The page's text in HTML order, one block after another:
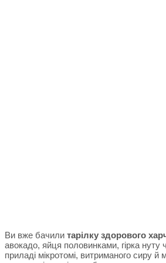
Ви вже бачили тарілку здорового
авокадо, яйця половинками, гірка нуту
приладі мікротомі, витриманого сиру